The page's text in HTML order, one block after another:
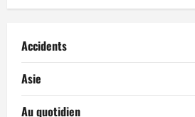
Accidents
Asie
Au quotidien